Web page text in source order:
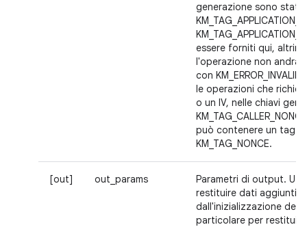
generazione sono stati
essere forniti qui,
l'operazione non andrà
con
le operazioni che
o un IV, nelle chiavi
può contenere un tag
KM_TAG_NONCE.
[out] out_params
Parametri di output.
restituire dati aggiuntivi
dall'inizializzazione
particolare per